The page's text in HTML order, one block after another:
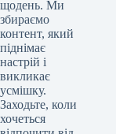
щодень. Ми
збираємо
контент, який
піднімає
настрій і
викликає
усмішку.
Заходьте, коли
хочеться